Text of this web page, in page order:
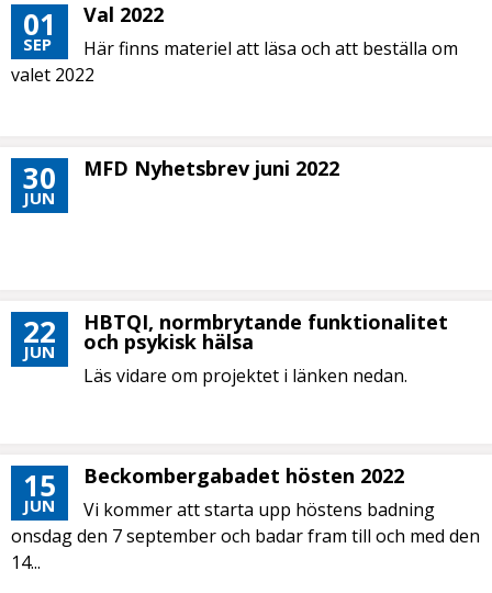
01
SEP
Val 2022
Här finns materiel att läsa och att beställa om
valet 2022
30
JUN
MFD Nyhetsbrev juni 2022
22
JUN
HBTQI, normbrytande funktionalitet
och psykisk hälsa
Läs vidare om projektet i länken nedan.
15
JUN
Beckombergabadet hösten 2022
Vi kommer att starta upp höstens badning
onsdag den 7 september och badar fram till och med den
14...